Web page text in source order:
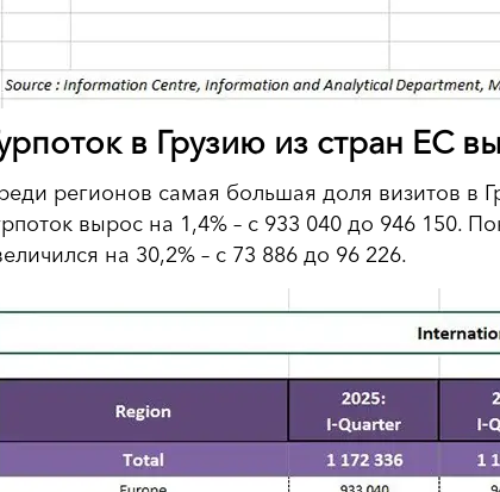
в Грузию из стран ЕС
регионов самая большая доля визитов в
вырос на 1,4% – с 933 040 до 946 150.
на 30,2% – с 73 886 до 96 226.